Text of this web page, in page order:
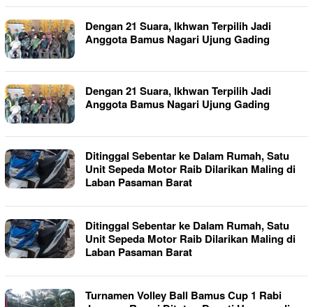
Dengan 21 Suara, Ikhwan Terpilih Jadi
Anggota Bamus Nagari Ujung Gading
Dengan 21 Suara, Ikhwan Terpilih Jadi
Anggota Bamus Nagari Ujung Gading
Ditinggal Sebentar ke Dalam Rumah, Satu
Unit Sepeda Motor Raib Dilarikan Maling di
Laban Pasaman Barat
Ditinggal Sebentar ke Dalam Rumah, Satu
Unit Sepeda Motor Raib Dilarikan Maling di
Laban Pasaman Barat
Turnamen Volley Ball Bamus Cup 1 Rabi